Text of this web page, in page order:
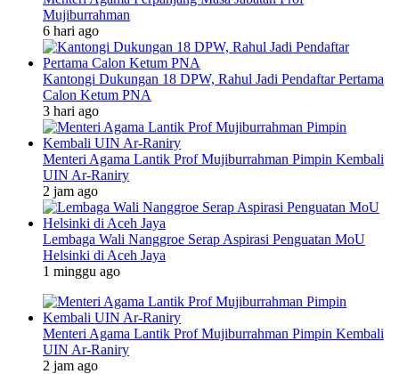
Mujiburrahman
6 hari ago
Kantongi Dukungan 18 DPW, Rahul Jadi Pendaftar Pertama
Calon Ketum PNA
3 hari ago
Menteri Agama Lantik Prof Mujiburrahman Pimpin Kembali
UIN Ar-Raniry
2 jam ago
Lembaga Wali Nanggroe Serap Aspirasi Penguatan MoU
Helsinki di Aceh Jaya
1 minggu ago
Menteri Agama Lantik Prof Mujiburrahman Pimpin Kembali
UIN Ar-Raniry
2 jam ago